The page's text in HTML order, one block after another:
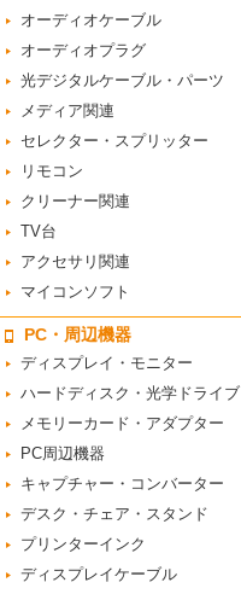
オーディオケーブル
オーディオプラグ
光デジタルケーブル・パーツ
メディア関連
セレクター・スプリッター
リモコン
クリーナー関連
TV台
アクセサリ関連
マイコンソフト
PC・周辺機器
ディスプレイ・モニター
ハードディスク・光学ドライブ
メモリーカード・アダプター
PC周辺機器
キャプチャー・コンバーター
デスク・チェア・スタンド
プリンターインク
ディスプレイケーブル